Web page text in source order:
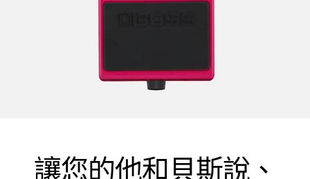
讓您的他和貝斯說、